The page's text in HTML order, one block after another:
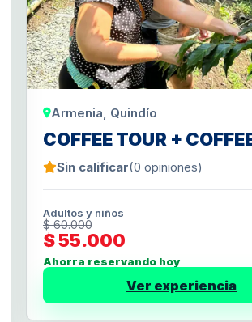
Armenia, Quindío
COFFEE TOUR +
Sin calificar(0 opiniones)
Adultos y niños
$ 60.000
$ 55.000
Ahorra reservando hoy
Ver experiencia